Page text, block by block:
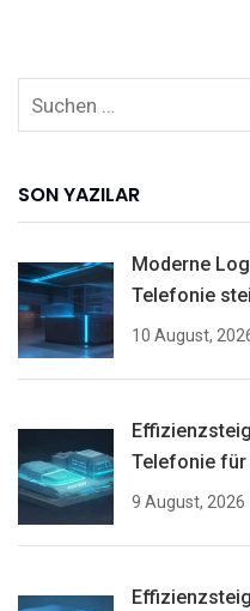
SON YAZILAR
Moderne
Telefonie
10 August,
Telefonie für
9 August, 2026